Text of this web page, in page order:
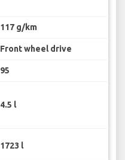
117 g/km
Front wheel drive
95
4.5 l
1723 l